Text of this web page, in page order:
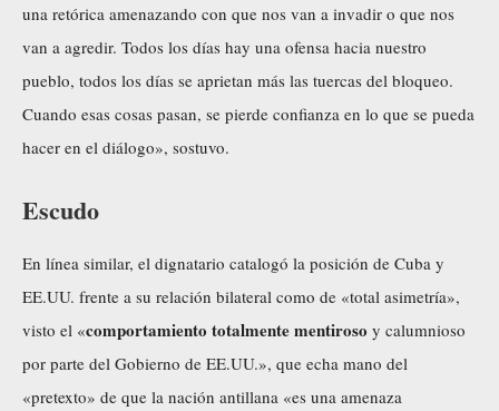
una retórica amenazando con que nos van a invadir o que nos
van a agredir. Todos los días hay una ofensa hacia nuestro
pueblo, todos los días se aprietan más las tuercas del bloqueo.
Cuando esas cosas pasan, se pierde confianza en lo que se pueda
hacer en el diálogo», sostuvo.
Escudo
En línea similar, el dignatario catalogó la posición de Cuba y
EE.UU. frente a su relación bilateral como de «total asimetría»,
visto el «comportamiento totalmente mentiroso y calumnioso
por parte del Gobierno de EE.UU.», que echa mano del
«pretexto» de que la nación antillana «es una amenaza